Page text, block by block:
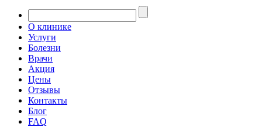
О клинике
Услуги
Болезни
Врачи
Акция
Цены
Отзывы
Контакты
Блог
FAQ